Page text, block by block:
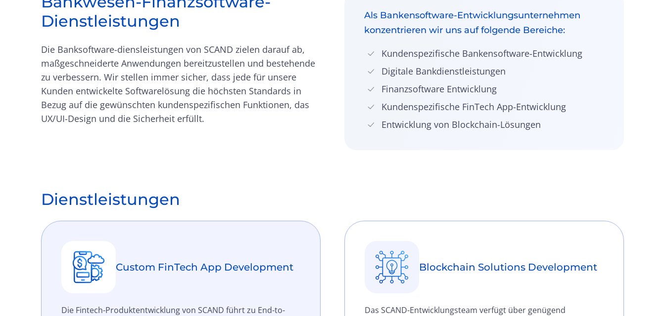
Dienstleistungen
Die Banksoftware-diensleistungen von SCAND zielen darauf ab,
maßgeschneiderte Anwendungen bereitzustellen und bestehende
zu verbessern. Wir stellen immer sicher, dass jede für unsere
Kunden entwickelte Softwarelösung die höchsten Standards in
Bezug auf die gewünschten kundenspezifischen Funktionen, das
UX/UI-Design und die Sicherheit erfüllt.
Als Bankensoftware-Entwicklungsunternehmen
konzentrieren wir uns auf folgende Bereiche:
Kundenspezifische Bankensoftware-Entwicklung
Digitale Bankdienstleistungen
Finanzsoftware Entwicklung
Kundenspezifische FinTech App-Entwicklung
Entwicklung von Blockchain-Lösungen
Dienstleistungen
Custom FinTech App Development
Die Fintech-Produktentwicklung von SCAND führt zu End-to-
Blockchain Solutions Development
Das SCAND-Entwicklungsteam verfügt über genügend